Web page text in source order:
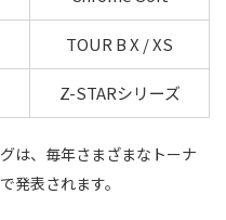
TOUR B X / XS
Z-STARシリーズ
は、毎年さまざまなトーナ
発表されます。